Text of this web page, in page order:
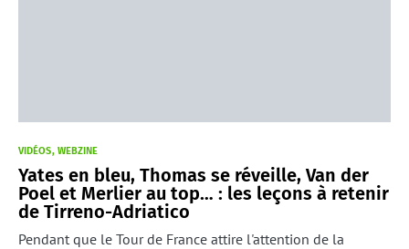
VIDÉOS WEBZINE
Yates en bleu, Thomas se réveille, Van der
Poel et Merlier au top… : les leçons à retenir
de Tirreno-Adriatico
Pendant que le Tour de France attire l'attention de la